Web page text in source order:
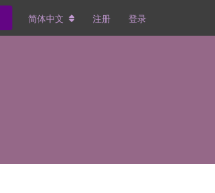
简体中文 注册 登录